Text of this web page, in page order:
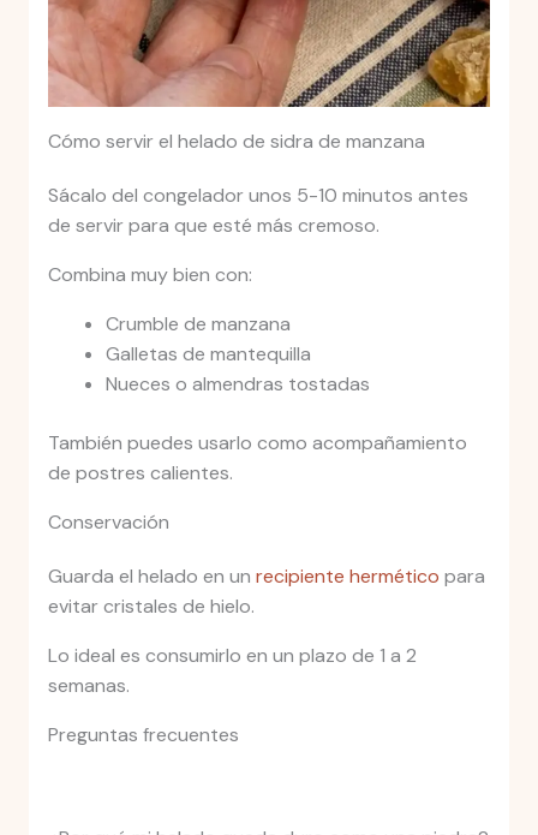
Cómo servir el helado de sidra de manzana
Sácalo del congelador unos 5-10 minutos antes
de servir para que esté más cremoso.
Combina muy bien con:
Crumble de manzana
Galletas de mantequilla
Nueces o almendras tostadas
También puedes usarlo como acompañamiento
de postres calientes.
Conservación
Guarda el helado en un recipiente hermético para
evitar cristales de hielo.
Lo ideal es consumirlo en un plazo de 1 a 2
semanas.
Preguntas frecuentes